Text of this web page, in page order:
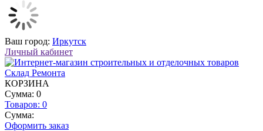
Ваш город: Иркутск
Личный кабинет
КОРЗИНА
Сумма: 0
Товаров: 0
Сумма:
Оформить заказ